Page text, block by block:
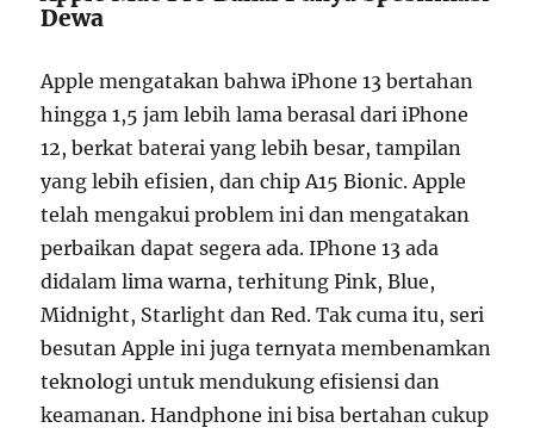
Dewa
Apple mengatakan bahwa iPhone 13 bertahan
hingga 1,5 jam lebih lama berasal dari iPhone
12, berkat baterai yang lebih besar, tampilan
yang lebih efisien, dan chip A15 Bionic. Apple
telah mengakui problem ini dan mengatakan
perbaikan dapat segera ada. IPhone 13 ada
didalam lima warna, terhitung Pink, Blue,
Midnight, Starlight dan Red. Tak cuma itu, seri
besutan Apple ini juga ternyata membenamkan
teknologi untuk mendukung efisiensi dan
keamanan. Handphone ini bisa bertahan cukup